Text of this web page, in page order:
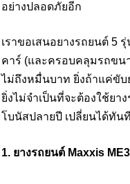
อย่างปลอดภัยอีก
เราขอเสนอยางรถยนต์ 5
คาร์ (และครอบคลุมรถขน
ไม่ถึงหมื่นบาท ยิ่งถ้าแค่ขับ
ยิ่งไม่จำเป็นที่จะต้องใช้ย
โบนัสปลายปี เปลี่ยนได้ทัน
1. ยางรถยนต์ Maxxis ME3